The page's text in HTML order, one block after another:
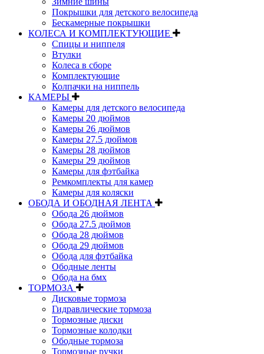
Покрышки для детского велосипеда
Бескамерные покрышки
КОЛЕСА И КОМПЛЕКТУЮЩИЕ
Спицы и ниппеля
Втулки
Колеса в сборе
Комплектующие
Колпачки на ниппель
КАМЕРЫ
Камеры для детского велосипеда
Камеры 20 дюймов
Камеры 26 дюймов
Камеры 27.5 дюймов
Камеры 28 дюймов
Камеры 29 дюймов
Камеры для фэтбайка
Ремкомплекты для камер
Камеры для коляски
ОБОДА И ОБОДНАЯ ЛЕНТА
Обода 26 дюймов
Обода 27.5 дюймов
Обода 28 дюймов
Обода 29 дюймов
Обода для фэтбайка
Ободные ленты
Обода на бмх
ТОРМОЗА
Дисковые тормоза
Гидравлические тормоза
Тормозные диски
Тормозные колодки
Ободные тормоза
Тормозные ручки